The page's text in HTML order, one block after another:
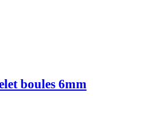
boules 6mm